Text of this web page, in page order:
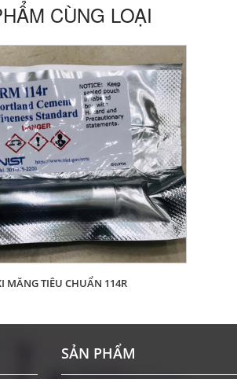
CÙNG LOẠI
MĂNG TIÊU CHUẨN 114R
SẢN PHẨM